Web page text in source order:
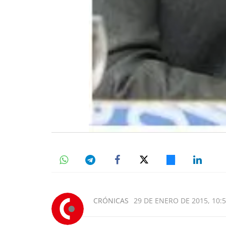
CRÓNICAS 29 DE ENERO DE 2015,